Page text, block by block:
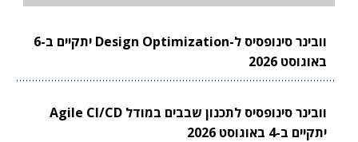
וובינר סינופסיס ל-Design Optimization יתקיים ב-6
באוגוסט 2026
וובינר סינופסיס לתכנון שבבים במודל Agile CI/CD
יתקיים ב-4 באוגוסט 2026